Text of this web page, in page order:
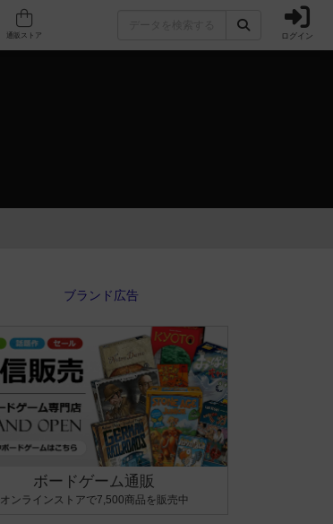
人気ボードゲーム ログイン
ボードゲーム通販
オンラインストアで7,500商品を販売中